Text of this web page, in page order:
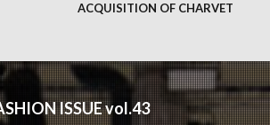
ACQUISITION OF CHARVET
ISSUE vol.43